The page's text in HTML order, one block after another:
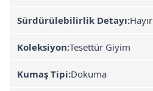
Sürdürülebilirlik Detayı:Hayır
Koleksiyon:Tesettür Giyim
Kumaş Tipi:Dokuma